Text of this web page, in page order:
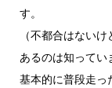
す。
（不都合はない
あるのは知ってい
基本的に普段走っ